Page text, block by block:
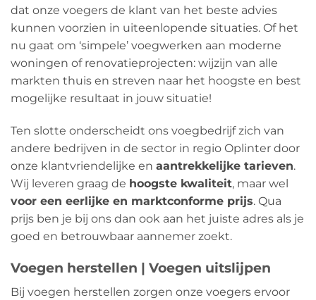
dat onze voegers de klant van het beste advies
kunnen voorzien in uiteenlopende situaties. Of het
nu gaat om ‘simpele’ voegwerken aan moderne
woningen of renovatieprojecten: wijzijn van alle
markten thuis en streven naar het hoogste en best
mogelijke resultaat in jouw situatie!
Ten slotte onderscheidt ons voegbedrijf zich van
andere bedrijven in de sector in regio Oplinter door
onze klantvriendelijke en aantrekkelijke tarieven.
Wij leveren graag de hoogste kwaliteit, maar wel
voor een eerlijke en marktconforme prijs. Qua
prijs ben je bij ons dan ook aan het juiste adres als je
goed en betrouwbaar aannemer zoekt.
Voegen herstellen | Voegen uitslijpen
Bij voegen herstellen zorgen onze voegers ervoor